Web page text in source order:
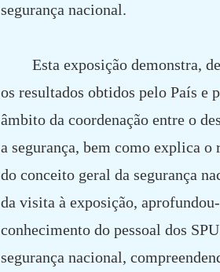
segurança nacional.
Esta exposição demonstra,
os resultados obtidos pelo País e
âmbito da coordenação entre o
a segurança, bem como explica
do conceito geral da segurança
da visita à exposição,
conhecimento do pessoal dos
segurança nacional,